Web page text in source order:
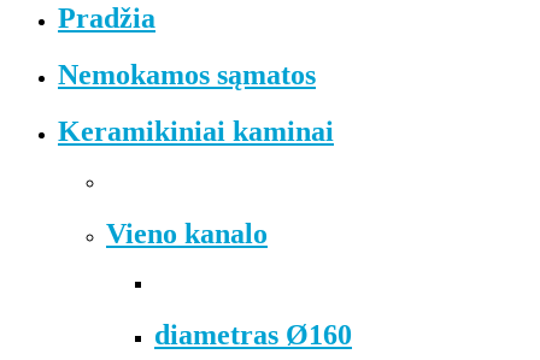
Pradžia
Nemokamos sąmatos
Keramikiniai kaminai
Vieno kanalo
diametras Ø160